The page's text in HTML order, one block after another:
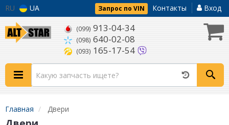
RU UA Запрос по VIN Контакты Вход
(099) 913-04-34
(098) 640-02-08
(093) 165-17-54
Главная Двери